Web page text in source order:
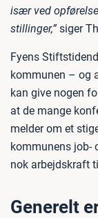
især ved
stillinger,” siger
Fyens
kommunen – og
kan give nogen
at de mange
melder om et
kommunens job-
nok arbejdskraft
Generelt